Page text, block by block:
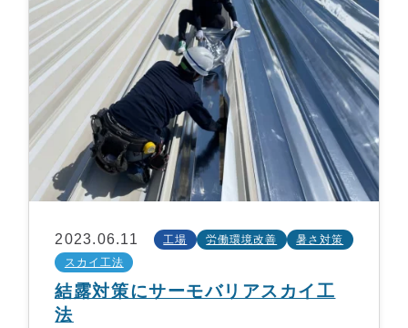
2023.06.11 工場 労働環境改善
暑さ対策
スカイ工法
結露対策にサーモバリアスカイ工
法